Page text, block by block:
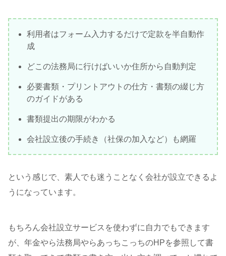
利用者はフォーム入力するだけで定款を半自動作
成
どこの法務局に行けばいいか住所から自動判定
必要書類・プリントアウトの仕方・書類の綴じ方
のガイドがある
書類提出の期限がわかる
会社設立後の手続き（社保の加入など）も網羅
という感じで、素人でも迷うことなく会社が設立できるよ
うになっています。
もちろん会社設立サービスを使わずに自力でもできます
が、年金やら法務局やらあっちこっちのHPを参照して書